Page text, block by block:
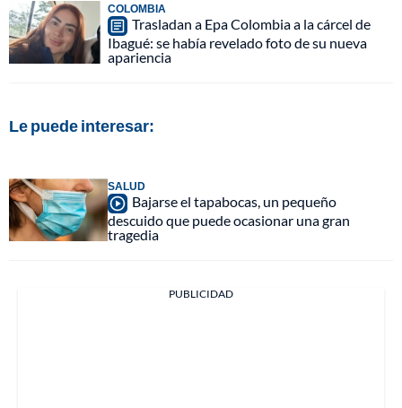
COLOMBIA
Trasladan a Epa Colombia a la cárcel de
Ibagué: se había revelado foto de su nueva
apariencia
Le puede interesar:
SALUD
Bajarse el tapabocas, un pequeño
descuido que puede ocasionar una gran
tragedia
PUBLICIDAD